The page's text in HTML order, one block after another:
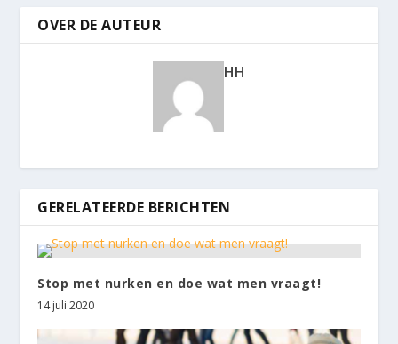
OVER DE AUTEUR
HH
GERELATEERDE BERICHTEN
Stop met nurken en doe wat men vraagt!
14 juli 2020